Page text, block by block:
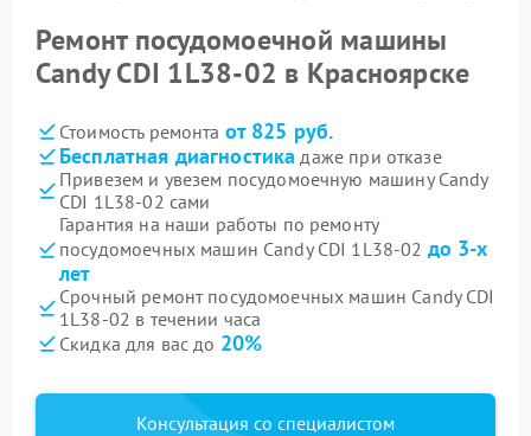
Ремонт посудомоечной машины
Candy CDI 1L38-02 в Красноярске
Стоимость ремонта от 825 руб.
Бесплатная диагностика даже при отказе
Привезем и увезем посудомоечную машину Candy
CDI 1L38-02 сами
Гарантия на наши работы по ремонту
посудомоечных машин Candy CDI 1L38-02 до 3-х
лет
Срочный ремонт посудомоечных машин Candy CDI
1L38-02 в течении часа
Скидка для вас до 20%
Консультация со специалистом